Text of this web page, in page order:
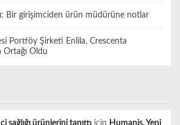
Bir girişimciden ürün müdürüne notlar
Portföy Şirketi Enlila, Crescenta
Ortağı Oldu
sağlığı ürünlerini tanıttı için Humanis, Yeni